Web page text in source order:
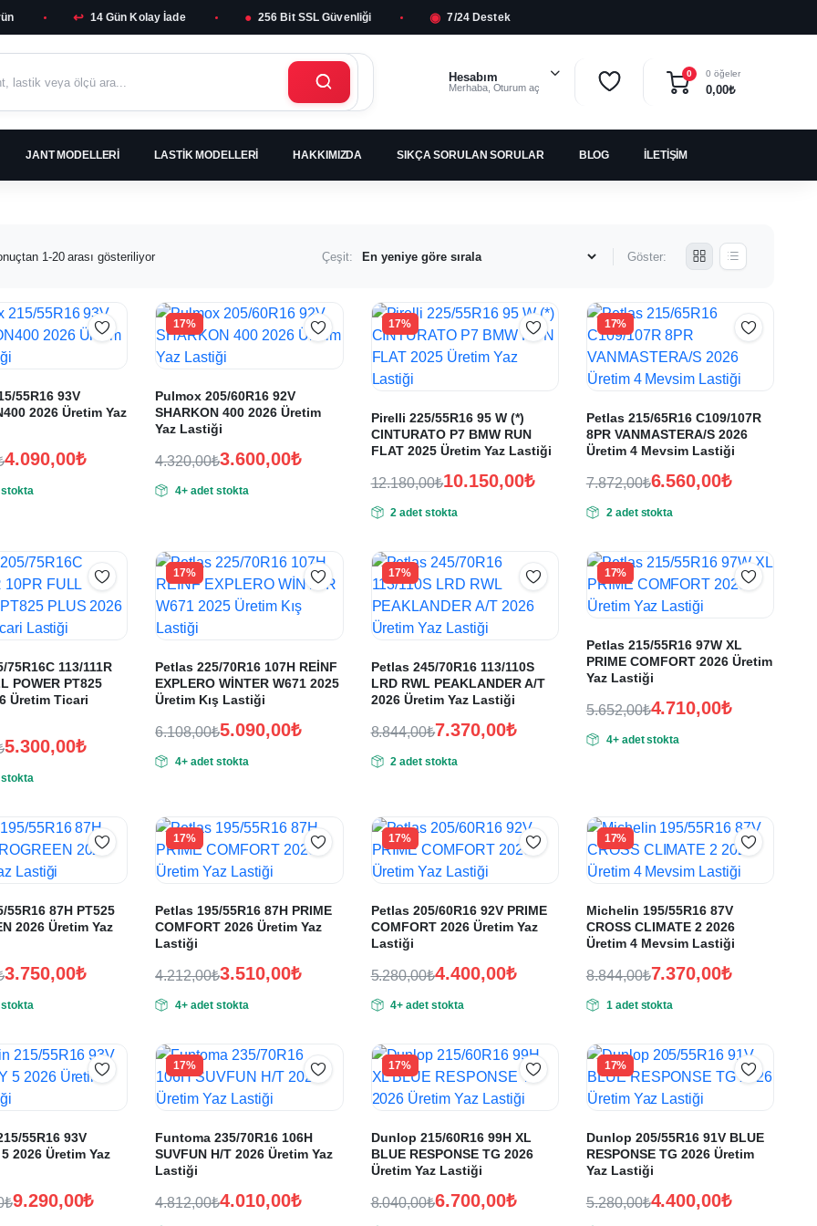
↩ 14 Gün Kolay İade ● 256 Bit SSL Güvenliği ◉ 7/24 Destek
Hesabım
Merhaba, Oturum aç
0 0 öğeler
0,00₺
JANT MODELLERI LASTIK MODELLERI HAKKIMIZDA SIKÇA SORULAN SORULAR BLOG İLETIŞIM
1-20 arası gösteriliyorEn
sıralandı
Çeşit: Göster:
55R16 93V
2026 Üretim Yaz
4.090,00₺
17%
Pulmox 205/60R16 92V
SHARKON 400 2026 Üretim
Yaz Lastiği
4.320,00₺
Orijinal
fiyat:
3.600,00₺
Şu
andaki
4+ adet stokta
17%
Pirelli 225/55R16 95 W (*)
CINTURATO P7 BMW RUN
FLAT 2025 Üretim Yaz Lastiği
12.180,00₺
Orijinal
fiyat:
10.150,00₺
Şu
andaki
10.150,00₺.
2 adet stokta
17%
Petlas 215/65R16 C109/107R
8PR VANMASTERA/S 2026
Üretim 4 Mevsim Lastiği
7.872,00₺
Orijinal
fiyat:
6.560,00₺
Şu
andaki
6.560,00₺.
2 adet stokta
75R16C 113/111R
POWER PT825
Üretim Ticari
5.300,00₺
17%
Petlas 225/70R16 107H REİNF
EXPLERO WİNTER W671 2025
Üretim Kış Lastiği
6.108,00₺
Orijinal
fiyat:
5.090,00₺
Şu
andaki
5.090,00₺.
4+ adet stokta
17%
Petlas 245/70R16 113/110S
LRD RWL PEAKLANDER A/T
2026 Üretim Yaz Lastiği
8.844,00₺
Orijinal
fiyat:
7.370,00₺
Şu
andaki
7.370,00₺.
2 adet stokta
17%
Petlas 215/55R16 97W XL
PRIME COMFORT 2026 Üretim
Yaz Lastiği
5.652,00₺
Orijinal
fiyat:
4.710,00₺
Şu
andaki
4+ adet stokta
55R16 87H PT525
2026 Üretim Yaz
3.750,00₺
17%
Petlas 195/55R16 87H PRIME
COMFORT 2026 Üretim Yaz
Lastiği
4.212,00₺
Orijinal
fiyat:
3.510,00₺
Şu
andaki
3.510,00₺.
4+ adet stokta
17%
Petlas 205/60R16 92V PRIME
COMFORT 2026 Üretim Yaz
Lastiği
5.280,00₺
Orijinal
fiyat:
4.400,00₺
Şu
andaki
4.400,00₺.
4+ adet stokta
17%
Michelin 195/55R16 87V
CROSS CLIMATE 2 2026
Üretim 4 Mevsim Lastiği
8.844,00₺
Orijinal
fiyat:
7.370,00₺
Şu
andaki
7.370,00₺.
1 adet stokta
55R16 93V
2026 Üretim Yaz
₺9.290,00₺
17%
Funtoma 235/70R16 106H
SUVFUN H/T 2026 Üretim Yaz
Lastiği
4.812,00₺
Orijinal
4.010,00₺
Şu
17%
Dunlop 215/60R16 99H XL
BLUE RESPONSE TG 2026
Üretim Yaz Lastiği
8.040,00₺
Orijinal
6.700,00₺
Şu
17%
Dunlop 205/55R16 91V BLUE
RESPONSE TG 2026 Üretim
Yaz Lastiği
5.280,00₺
Orijinal
4.400,00₺
Şu